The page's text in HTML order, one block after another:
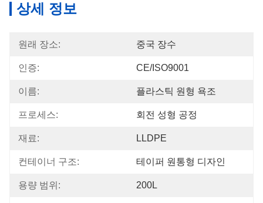
상세 정보
원래 장소: 중국 장수
인증: CE/ISO9001
이름: 플라스틱 원형 욕조
프로세스: 회전 성형 공정
재료: LLDPE
컨테이너 구조: 테이퍼 원통형 디자인
용량 범위: 200L